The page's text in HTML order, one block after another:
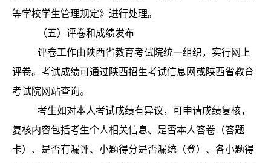
等学校学生管理规定》进行处理。
（五）评卷和成绩发布
评卷工作由陕西省教育考试院统一组织，实行网上
评卷。考试成绩可通过陕西招生考试信息网或陕西省教育
考试院网站查询。
考生如对本人考试成绩有异议，可申请成绩复核，
复核内容包括考生个人相关信息、是否本人答卷（答题
卡）、是否有漏评、小题得分是否漏统（登）、各小题得